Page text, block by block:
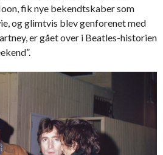
fik nye bekendtskaber som
og glimtvis blev genforenet med
er gået over i Beatles-historien